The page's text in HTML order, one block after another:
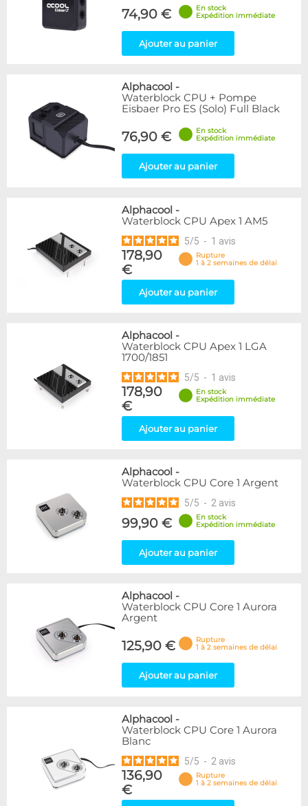
74,90 €
En stock
Expédition immédiate
Ajouter au panier
Alphacool -
Waterblock CPU + Pompe
Eisbaer Pro ES (Solo) Full Black
76,90 €
En stock
Expédition immédiate
Ajouter au panier
Alphacool -
Waterblock CPU Apex 1 AM5
5/5 - 1 avis
178,90
€
Rupture
1 à 2 semaines de délai
Ajouter au panier
Alphacool -
Waterblock CPU Apex 1 LGA
1700/1851
5/5 - 1 avis
178,90
€
En stock
Expédition immédiate
Ajouter au panier
Alphacool -
Waterblock CPU Core 1 Argent
5/5 - 2 avis
99,90 €
En stock
Expédition immédiate
Ajouter au panier
Alphacool -
Waterblock CPU Core 1 Aurora
Argent
125,90 €
Rupture
1 à 2 semaines de délai
Ajouter au panier
Alphacool -
Waterblock CPU Core 1 Aurora
Blanc
5/5 - 2 avis
136,90
€
Rupture
1 à 2 semaines de délai